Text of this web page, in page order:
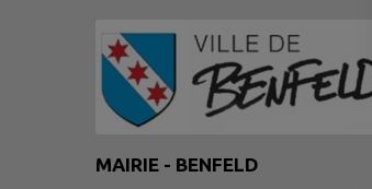
MAIRIE - BENFELD